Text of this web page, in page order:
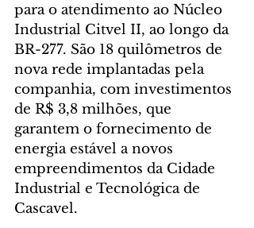
para o atendimento ao Núcleo
Industrial Citvel II, ao longo da
BR-277. São 18 quilômetros de
nova rede implantadas pela
companhia, com investimentos
de R$ 3,8 milhões, que
garantem o fornecimento de
energia estável a novos
empreendimentos da Cidade
Industrial e Tecnológica de
Cascavel.